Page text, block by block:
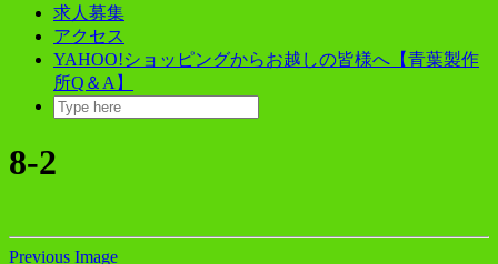
求人募集
アクセス
YAHOO!ショッピングからお越しの皆様へ【青葉製作
所Q＆A】
8-2
Previous Image